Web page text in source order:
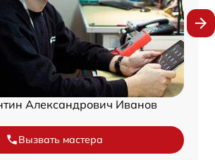
Александрович Иванов
Вызвать мастера